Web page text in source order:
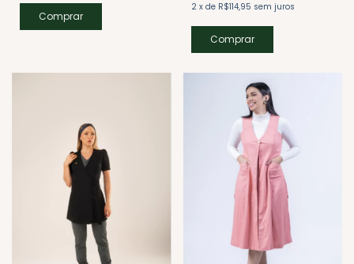
Comprar
2 x de R$114,95 sem juros
Comprar